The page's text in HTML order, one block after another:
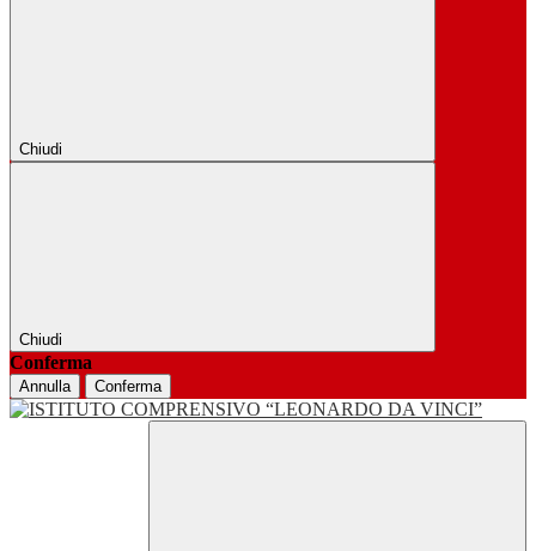
Chiudi
Chiudi
Conferma
Annulla Conferma